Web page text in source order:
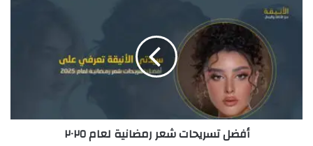
ي
أفضل تسريحات شعر رمضانية لعام ٢٠٢٥